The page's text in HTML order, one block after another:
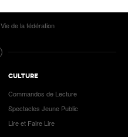
Vie de la fédération
CULTURE
Commandos de Lecture
Spectacles Jeune Public
Lire et Faire Lire